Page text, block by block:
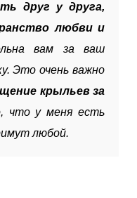
друг у друга,
любви и
вам за ваш
Это очень важно
крыльев за
что у меня есть
любой.